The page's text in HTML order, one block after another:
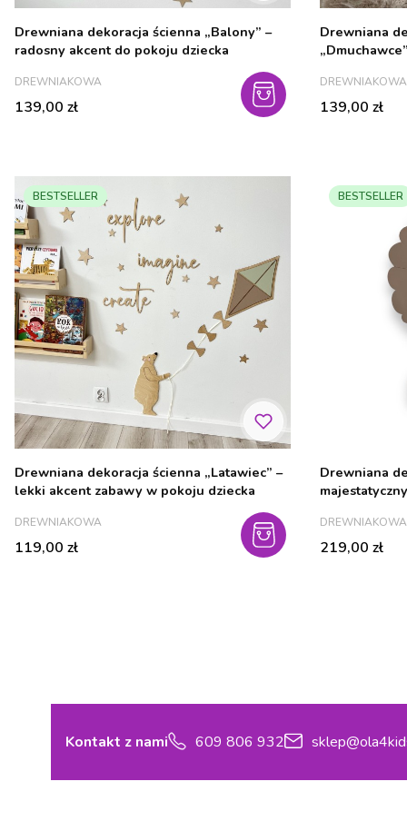
Drewniana dekoracja ścienna „Balony” –
radosny akcent do pokoju dziecka
PRODUCENT
DREWNIAKOWA
Cena
139,00 zł
Drewniana
PRODUCENT
DREWNIAKOWA
Cena
139,00 zł
BESTSELLER
Drewniana dekoracja ścienna „Latawiec” –
lekki akcent zabawy w pokoju dziecka
PRODUCENT
DREWNIAKOWA
Cena
119,00 zł
BESTSELLER
Drewniana
PRODUCENT
DREWNIAKOWA
Cena
219,00 zł
Kontakt z nami 609 806 932